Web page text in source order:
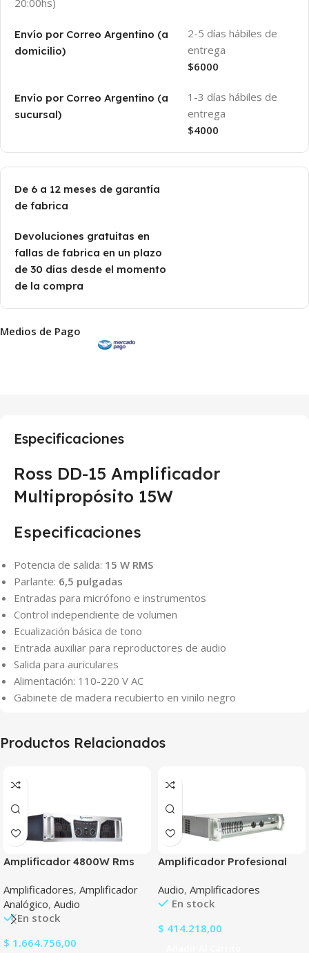
Envío por Correo Argentino (a
domicilio)
2-5 días hábiles de
entrega
$6000
Envío por Correo Argentino (a
sucursal)
1-3 días hábiles de
entrega
$4000
De 6 a 12 meses de garantía
de fabrica
Devoluciones gratuitas en
fallas de fabrica en un plazo
de 30 días desde el momento
de la compra
Medios de Pago
Especificaciones
Ross DD-15 Amplificador
Multipropósito 15W
Especificaciones
Potencia de salida: 15 W RMS
Parlante: 6,5 pulgadas
Entradas para micrófono e instrumentos
Control independiente de volumen
Ecualización básica de tono
Entrada auxiliar para reproductores de audio
Salida para auriculares
Alimentación: 110-220 V AC
Gabinete de madera recubierto en vinilo negro
Productos Relacionados
Amplificador 4800W Rms
Amplificadores, Amplificador
Analógico, Audio
En stock
$ 1.664.756,00
Amplificador Profesional
Audio, Amplificadores
En stock
$ 414.218,00